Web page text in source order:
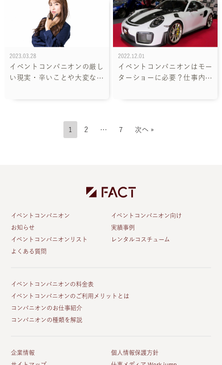
2023.03.28
イベントコンパニオンの厳し
い現実・辛いことや大変なこ
2022.12.01
イベントコンパニオンはモー
ターショーに必要？仕事内容
1 2 … 7 次へ »
イベントコンパニオン
イベントコンパニオン向け
お知らせ
実績事例
イベントコンパニオンリスト
レンタルコスチューム
よくある質問
イベントコンパニオンの料金表
イベントコンパニオンのご利用メリットとは
コンパニオンのお仕事紹介
コンパニオンの種類を解説
企業情報
個人情報保護方針